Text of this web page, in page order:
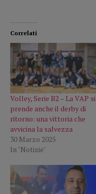
Correlati
Volley, Serie B2 – La VAP si
prende anche il derby di
ritorno: una vittoria che
avvicina la salvezza
30 Marzo 2025
In "Notizie"